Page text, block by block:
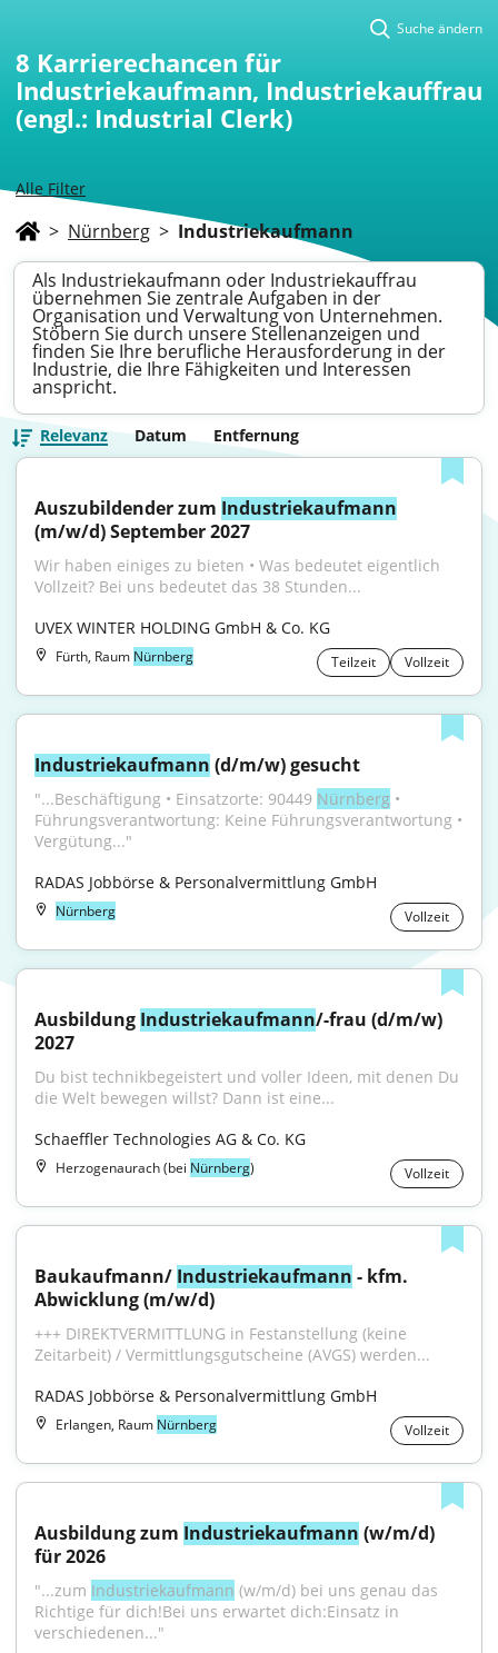
Alle Filter
Suche ändern
8 Karrierechancen für
Industriekaufmann, Industriekauffrau
(engl.: Industrial Clerk)
> Nürnberg > Industriekaufmann
Als Industriekaufmann oder Industriekauffrau
übernehmen Sie zentrale Aufgaben in der
Organisation und Verwaltung von Unternehmen.
Stöbern Sie durch unsere Stellenanzeigen und
finden Sie Ihre berufliche Herausforderung in der
Industrie, die Ihre Fähigkeiten und Interessen
anspricht.
Relevanz Datum Entfernung
Auszubildender zum Industriekaufmann
(m/w/d) September 2027
Wir haben einiges zu bieten • Was bedeutet eigentlich
Vollzeit? Bei uns bedeutet das 38 Stunden...
UVEX WINTER HOLDING GmbH & Co. KG
Fürth, Raum Nürnberg Teilzeit Vollzeit
Industriekaufmann (d/m/w) gesucht
"...Beschäftigung • Einsatzorte: 90449 Nürnberg •
Führungsverantwortung: Keine Führungsverantwortung •
Vergütung..."
RADAS Jobbörse & Personalvermittlung GmbH
Nürnberg Vollzeit
Ausbildung Industriekaufmann/-frau (d/m/w)
2027
Du bist technikbegeistert und voller Ideen, mit denen Du
die Welt bewegen willst? Dann ist eine...
Schaeffler Technologies AG & Co. KG
Herzogenaurach (bei Nürnberg) Vollzeit
Baukaufmann/ Industriekaufmann - kfm.
Abwicklung (m/w/d)
+++ DIREKTVERMITTLUNG in Festanstellung (keine
Zeitarbeit) / Vermittlungsgutscheine (AVGS) werden...
RADAS Jobbörse & Personalvermittlung GmbH
Erlangen, Raum Nürnberg Vollzeit
Ausbildung zum Industriekaufmann (w/m/d)
für 2026
"...zum Industriekaufmann (w/m/d) bei uns genau das
Richtige für dich!Bei uns erwartet dich:Einsatz in
verschiedenen..."